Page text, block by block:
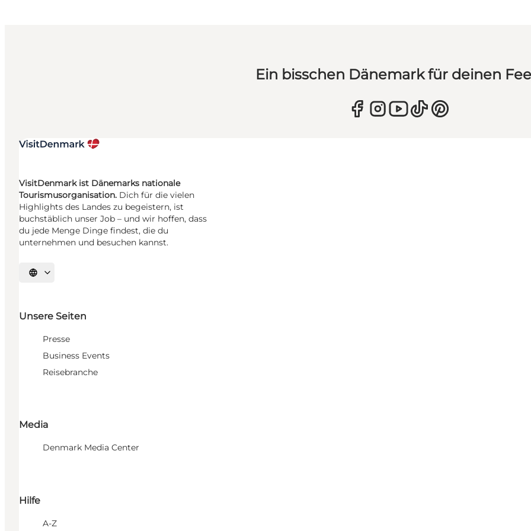
Ein bisschen Dänemark für deinen
VisitDenmark ist Dänemarks nationale
Tourismusorganisation. Dich für die vielen
Highlights des Landes zu begeistern, ist
buchstäblich unser Job – und wir hoffen, dass
du jede Menge Dinge findest, die du
unternehmen und besuchen kannst.
Sprache auswählen
Unsere Seiten
Presse
Business Events
Reisebranche
Media
Denmark Media Center
Hilfe
A-Z